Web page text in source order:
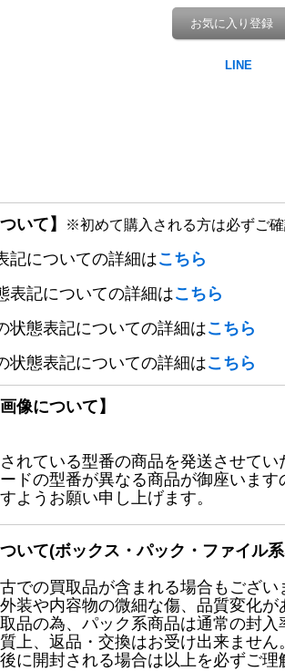
お気に入り登録
いて】 ※初めて購入される方は必ずご確
記についての詳細はこちら
表記についての詳細はこちら
状態表記についての詳細はこちら
状態表記についての詳細はこちら
像について】
れている型番の商品を発送させてい
ドの型番が異なる商品が御座いま
ようお願い申し上げます。
ついて(ボックス・パック・ファイル
での買取品が含まれる場合もござい
装や内容物の微細な傷、品質変化が
品の為、パック系商品は通常の封入
上、返品・交換はお受け出来ません。
に開封される場合は以上を必ずご理